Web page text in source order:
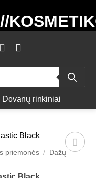
Dovanų rinkiniai
priemonės /
Dažų